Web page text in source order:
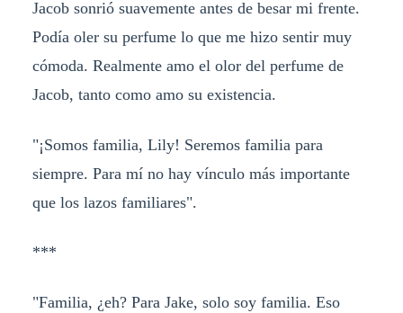
Jacob sonrió suavemente antes de besar mi frente.
Podía oler su perfume lo que me hizo sentir muy
cómoda. Realmente amo el olor del perfume de
Jacob, tanto como amo su existencia.
"¡Somos familia, Lily! Seremos familia para
siempre. Para mí no hay vínculo más importante
que los lazos familiares".
***
"Familia, ¿eh? Para Jake, solo soy familia. Eso